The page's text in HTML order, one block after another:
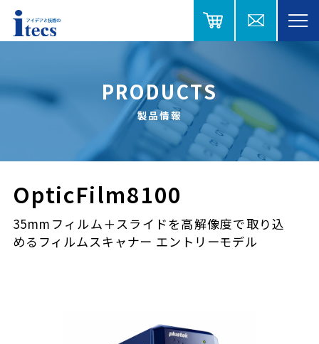
PRODUCTS
製品情報
OpticFilm8100
35mmフィルム＋スライドを高解像度で取り込
めるフィルムスキャナー エントリーモデル